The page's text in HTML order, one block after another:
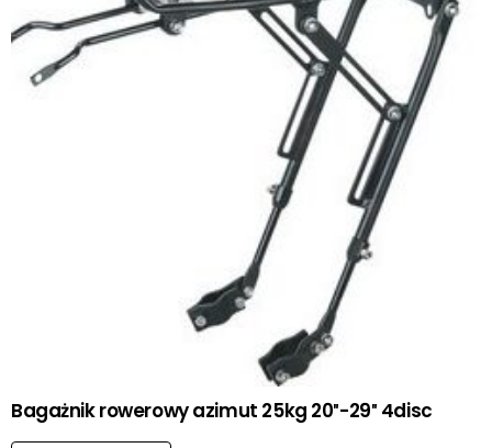
Bagażnik rowerowy azimut 25kg 20″-29″ 4disc